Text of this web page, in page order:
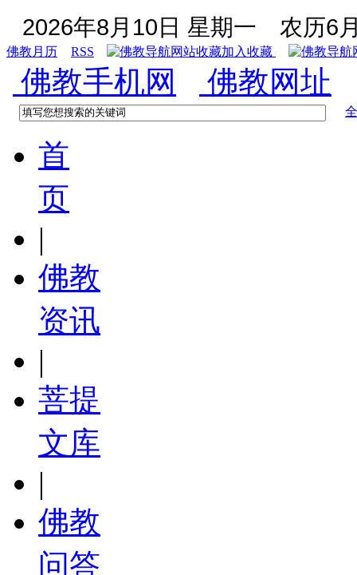
2026年8月10日 星期一 农历6
佛教月历 RSS 加入收藏
佛教手机网 佛教网址
首
页
|
佛教
资讯
|
菩提
文库
|
佛教
问答